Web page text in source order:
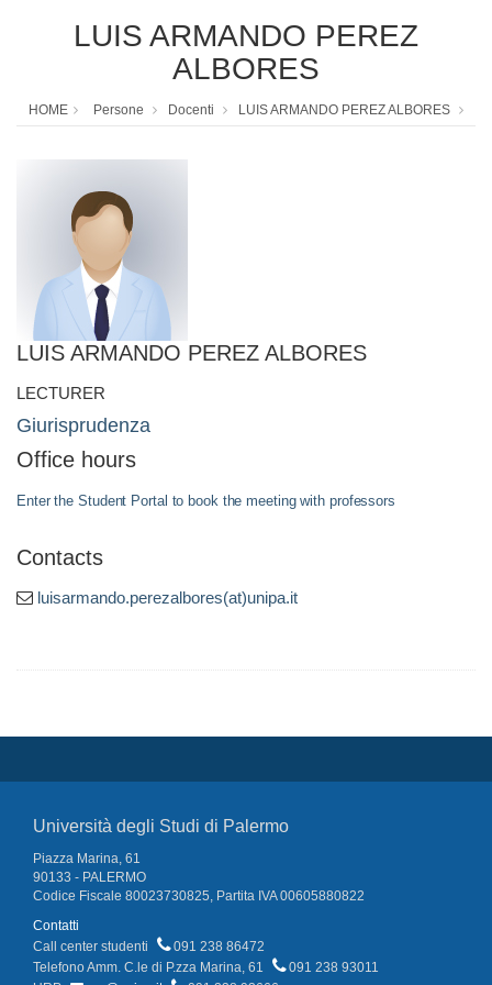
LUIS ARMANDO PEREZ
ALBORES
HOME Persone Docenti LUIS ARMANDO PEREZ ALBORES
LUIS ARMANDO PEREZ ALBORES
LECTURER
Giurisprudenza
Office hours
Enter the Student Portal to book the meeting with professors
Contacts
luisarmando.perezalbores(at)unipa.it
Università degli Studi di Palermo
Piazza Marina, 61
90133 - PALERMO
Codice Fiscale 80023730825, Partita IVA 00605880822
Contatti
Call center studenti
091 238 86472
Telefono Amm. C.le di P.zza Marina, 61
091 238 93011